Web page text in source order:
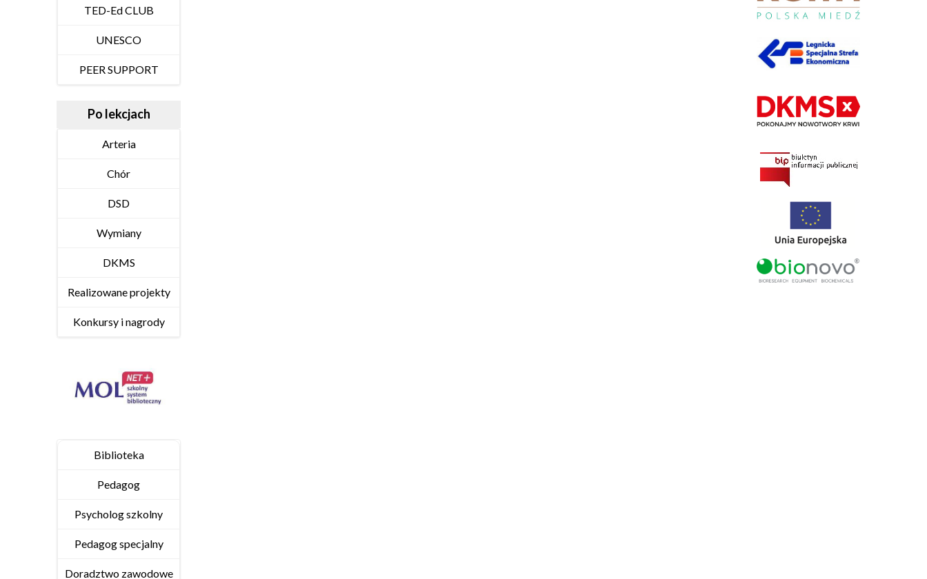
TED-Ed CLUB
UNESCO
PEER SUPPORT
Po lekcjach
Arteria
Chór
DSD
Wymiany
DKMS
Realizowane projekty
Konkursy i nagrody
Biblioteka
Pedagog
Psycholog szkolny
Pedagog specjalny
Doradztwo zawodowe